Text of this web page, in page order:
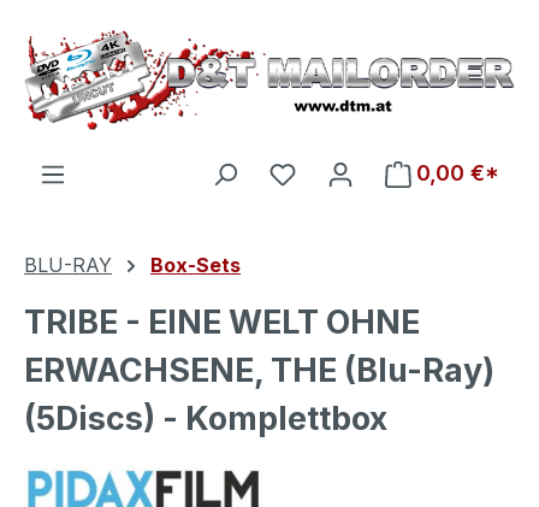
Zum Hauptinhalt springen
Du hast 0 Produkte auf
0,00 €*
BLU-RAY Box-Sets
TRIBE - EINE WELT OHNE
ERWACHSENE, THE (Blu-Ray)
(5Discs) - Komplettbox